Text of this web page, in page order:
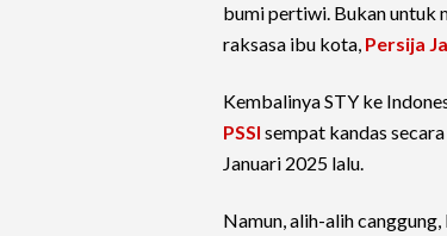
bumi pertiwi. Bukan untuk
raksasa ibu kota, Persija
Kembalinya STY ke
PSSI sempat kandas
Januari 2025 lalu.
Namun, alih-alih canggung,